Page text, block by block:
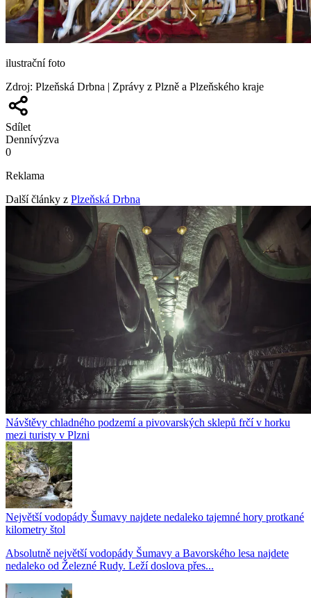
ilustrační foto
Zdroj: Plzeňská Drbna | Zprávy z Plzně a Plzeňského kraje
Sdílet
Dennívýzva
0
Reklama
Další články z Plzeňská Drbna
Návštěvy chladného podzemí a pivovarských sklepů frčí v horku
mezi turisty v Plzni
Největší vodopády Šumavy najdete nedaleko tajemné hory protkané
kilometry štol
Absolutně největší vodopády Šumavy a Bavorského lesa najdete
nedaleko od Železné Rudy. Leží doslova přes...